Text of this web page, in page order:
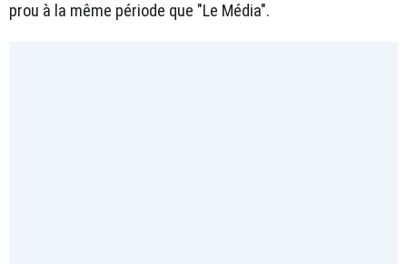
prou à la même période que "Le Média".